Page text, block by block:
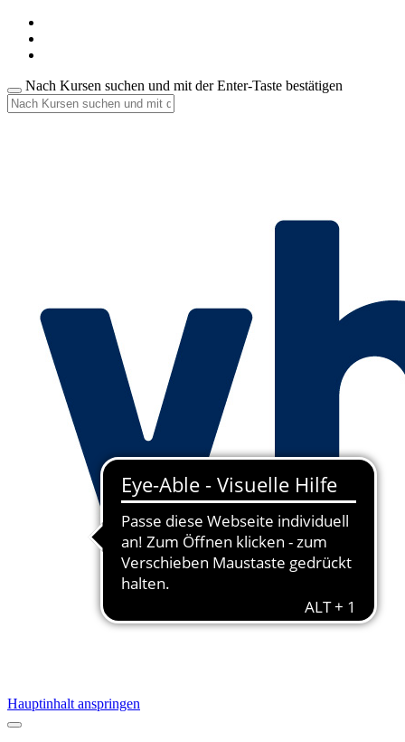
Nach Kursen suchen und mit der Enter-Taste bestätigen
Hauptinhalt anspringen